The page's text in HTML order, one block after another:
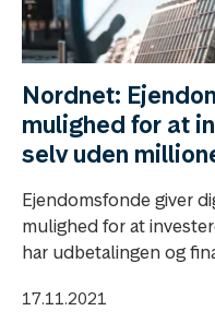
Nordnet:
mulighed for at
selv uden
Ejendomsfonde giver
mulighed for at
har udbetalingen og
17.11.2021